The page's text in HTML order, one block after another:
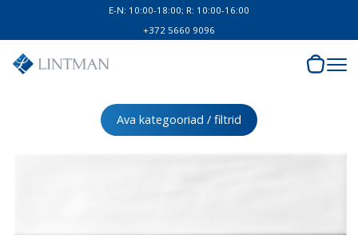
E-N: 10:00-18:00; R: 10:00-16:00
+372 5660 9096
Ava kategooriad / filtrid